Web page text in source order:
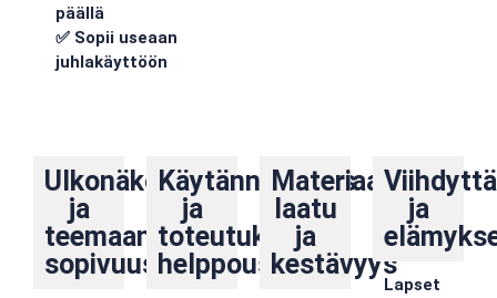
päällä
✅ Sopii useaan
juhlakäyttöön
Ulkonäkö
ja
teemaan
sopivuus
Käytännöllisyys
ja
toteutuksen
helppous
Materiaalit,
laatu
ja
kestävyys
ja
Lapset